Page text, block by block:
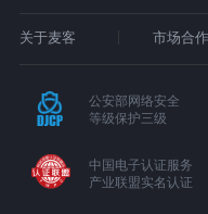
关于麦客 市场合作
公安部网络安全
等级保护三级
中国电子认证服务
产业联盟实名认证